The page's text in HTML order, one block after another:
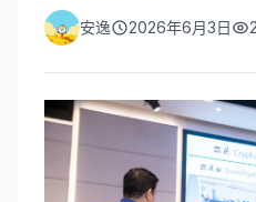
安逸 2026年6月3日